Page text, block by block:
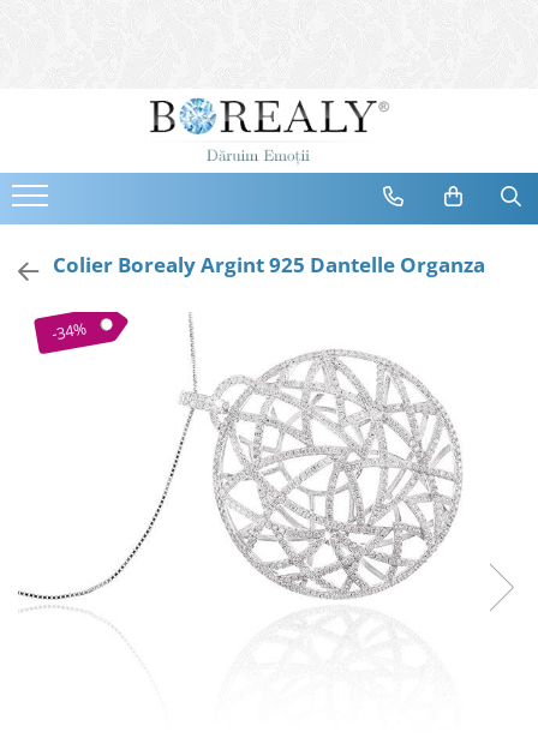
Bijuterii
Cercei
Bratari
Coliere
Brose
Tiare
Cele mai noi
Cele mai vandute
Cele mai votate
Colier Borealy Argint 925 Dantelle Organza
-34%